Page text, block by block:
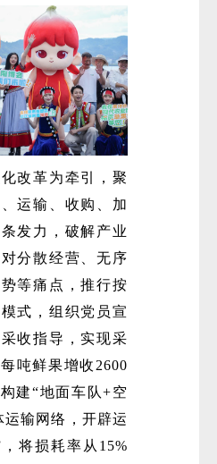
改革为牵引，聚
运输、收购、加
发力，破解产业
分散经营、无序
等痛点，推行按
式，组织党员宣
收指导，实现采
吨鲜果增收2600
建“地面车队+空
运输网络，开辟运
将损耗率从15%